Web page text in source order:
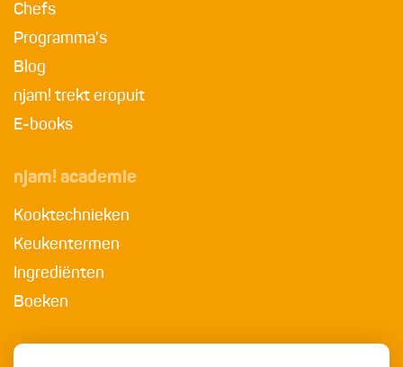
Chefs
Programma's
Blog
njam! trekt eropuit
E-books
njam! academie
Kooktechnieken
Keukentermen
Ingrediënten
Boeken